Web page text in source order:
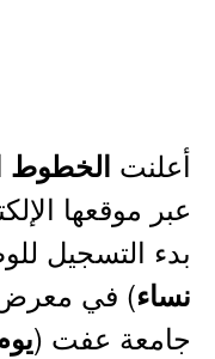
أعلنت الخطوط
عبر موقعها
بدء التسجيل
نساء) في معرض
جامعة عفت (